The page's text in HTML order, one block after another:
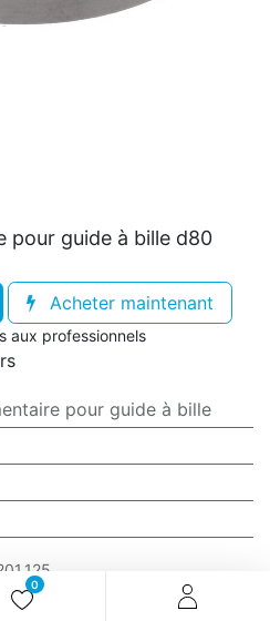
0
pour guide à bille d80
Acheter maintenant
aux professionnels
pour guide à bille